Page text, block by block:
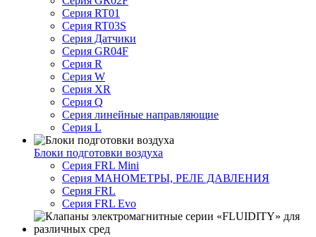
Серия RT01
Серия RT03S
Серия Датчики
Серия GR04F
Серия R
Серия W
Серия XR
Серия Q
Серия линейные направляющие
Серия L
Блоки подготовки воздуха
Серия FRL Mini
Серия МАНОМЕТРЫ, РЕЛЕ ДАВЛЕНИЯ
Серия FRL
Серия FRL Evo